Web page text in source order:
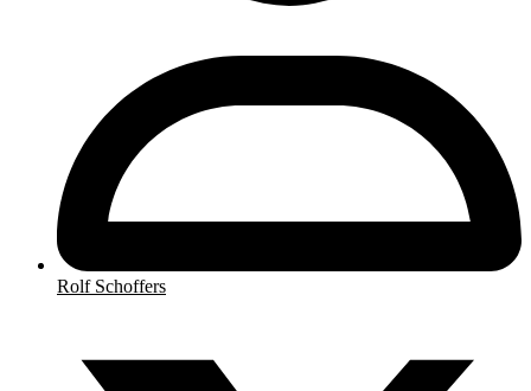
Rolf Schoffers